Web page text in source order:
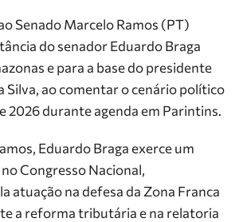
Senado Marcelo Ramos (PT)
do senador Eduardo Braga
e para a base do presidente
Silva, ao comentar o cenário político
2026 durante agenda em Parintins.
Eduardo Braga exerce um
Congresso Nacional,
atuação na defesa da Zona Franca
a reforma tributária e na relatoria